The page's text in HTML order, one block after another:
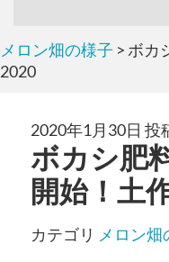
メロン畑の様子 > ボカ
2020
2020年1月30日 投
ボカシ肥
開始！土
カテゴリ メロン畑